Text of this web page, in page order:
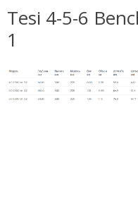
Tesi 4-5-6
1